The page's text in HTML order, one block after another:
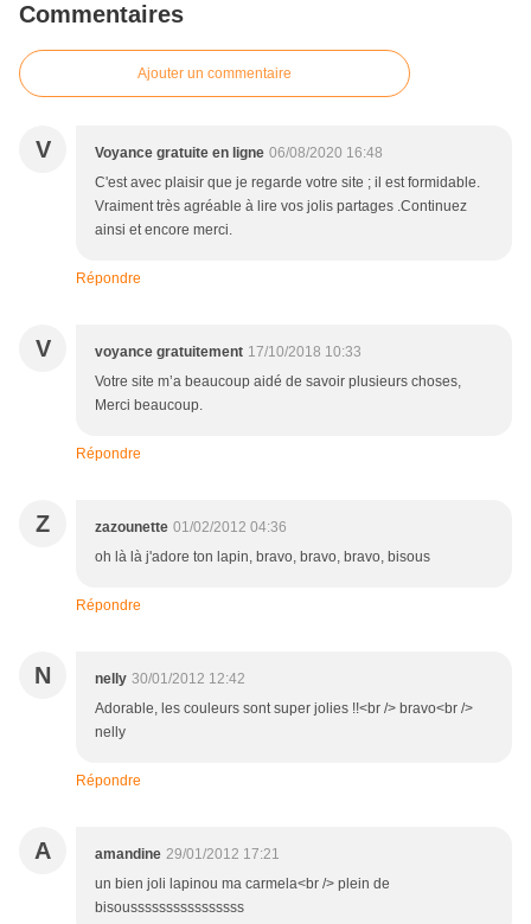
Commentaires
Ajouter un commentaire
V Voyance gratuite en ligne 06/08/2020 16:48
C'est avec plaisir que je regarde votre site ; il est formidable.
Vraiment très agréable à lire vos jolis partages .Continuez
ainsi et encore merci.
Répondre
V voyance gratuitement 17/10/2018 10:33
Votre site m’a beaucoup aidé de savoir plusieurs choses,
Merci beaucoup.
Répondre
Z zazounette 01/02/2012 04:36
oh là là j'adore ton lapin, bravo, bravo, bravo, bisous
Répondre
N nelly 30/01/2012 12:42
Adorable, les couleurs sont super jolies !!<br /> bravo<br />
nelly
Répondre
A amandine 29/01/2012 17:21
un bien joli lapinou ma carmela<br /> plein de
bisoussssssssssssssss